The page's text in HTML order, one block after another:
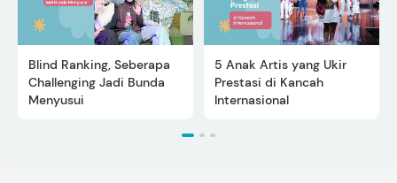
Blind Ranking, Seberapa
Challenging Jadi Bunda
Menyusui
5 Anak Artis yang Ukir
Prestasi di Kancah
Internasional